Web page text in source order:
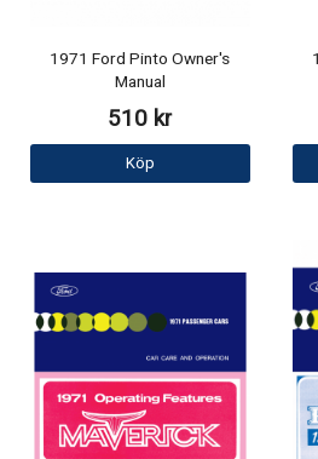
1971 Ford Pinto Owner's
Manual
510 kr
Köp